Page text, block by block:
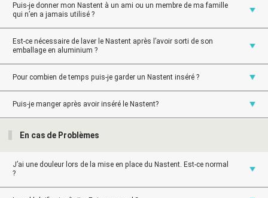
Puis-je donner mon Nastent à un ami ou un membre de ma famille
qui n’en a jamais utilisé ?
Est-ce nécessaire de laver le Nastent après l’avoir sorti de son
emballage en aluminium ?
Pour combien de temps puis-je garder un Nastent inséré ?
Puis-je manger après avoir inséré le Nastent?
En cas de Problèmes
J’ai une douleur lors de la mise en place du Nastent. Est-ce normal
?